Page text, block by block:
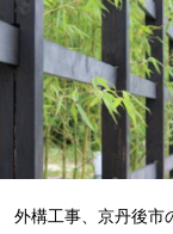
外構工事、京丹後市